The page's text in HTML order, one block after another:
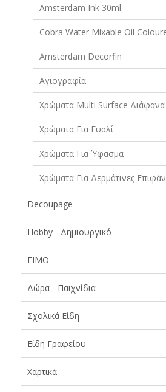
Amsterdam Ink 30ml
Cobra Water Mixable Oil
Amsterdam Decorfin
Αγιογραφία
Χρώματα Multi Surface
Χρώματα Για Γυαλί
Χρώματα Για Ύφασμα
Χρώματα Για Δερμάτινες
Decoupage
Hobby - Δημιουργικό
FIMO
Δώρα - Παιχνίδια
Σχολικά Είδη
Είδη Γραφείου
Χαρτικά